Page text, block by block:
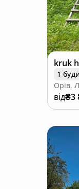
kruk
1
Орів,
від₴3